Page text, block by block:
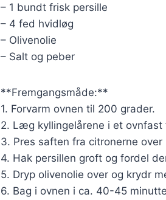
– 1 bundt frisk persille
– 4 fed hvidløg
– Olivenolie
– Salt og peber
**Fremgangsmåde:**
1. Forvarm ovnen til 200 grader.
2. Læg kyllingelårene i et ovnfast
3. Pres saften fra citronerne
4. Hak persillen groft og fordel
5. Dryp olivenolie over og krydr
6. Bag i ovnen i ca. 40-45